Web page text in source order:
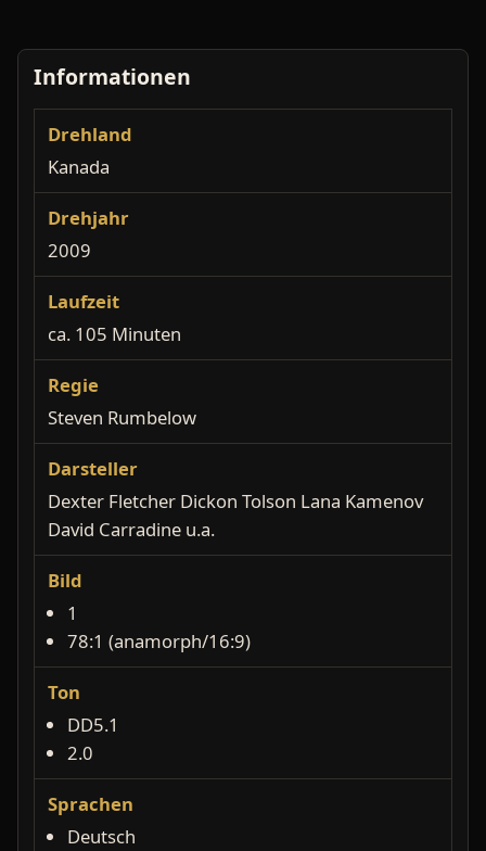
Informationen
Drehland
Kanada
Drehjahr
2009
Laufzeit
ca. 105 Minuten
Regie
Steven Rumbelow
Darsteller
Dexter Fletcher Dickon Tolson Lana Kamenov
David Carradine u.a.
Bild
1
78:1 (anamorph/16:9)
Ton
DD5.1
2.0
Sprachen
Deutsch